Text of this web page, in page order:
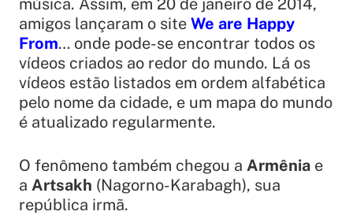
música. Assim, em 20 de janeiro de 2014,
amigos lançaram o site We are Happy
From… onde pode-se encontrar todos os
vídeos criados ao redor do mundo. Lá os
vídeos estão listados em ordem alfabética
pelo nome da cidade, e um mapa do mundo
é atualizado regularmente.
O fenômeno também chegou a Armênia e
a Artsakh (Nagorno-Karabagh), sua
república irmã.